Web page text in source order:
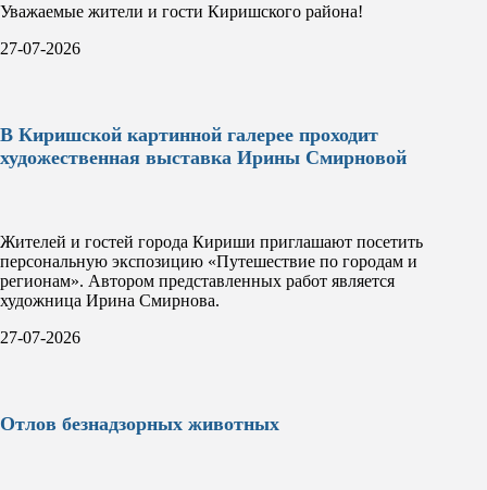
Уважаемые жители и гости Киришского района!
27-07-2026
В Киришской картинной галерее проходит
художественная выставка Ирины Смирновой
Жителей и гостей города Кириши приглашают посетить
персональную экспозицию «Путешествие по городам и
регионам». Автором представленных работ является
художница Ирина Смирнова.
27-07-2026
Отлов безнадзорных животных